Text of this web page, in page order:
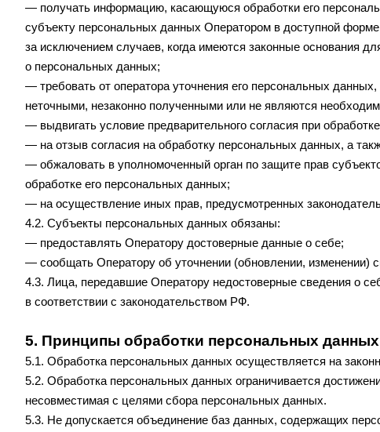
— получать информацию, касающуюся обработки его
субъекту персональных данных Оператором в доступной
за исключением случаев, когда имеются законные основания
о персональных данных;
— требовать от оператора уточнения его персональных
неточными, незаконно полученными или не являются
— выдвигать условие предварительного согласия при
— на отзыв согласия на обработку персональных данных, а
— обжаловать в уполномоченный орган по защите прав
обработке его персональных данных;
— на осуществление иных прав, предусмотренных
4.2. Субъекты персональных данных обязаны:
— предоставлять Оператору достоверные данные о себе;
— сообщать Оператору об уточнении (обновлении, изменении)
4.3. Лица, передавшие Оператору недостоверные сведения о
в соответствии с законодательством РФ.
5. Принципы обработки персональных данных
5.1. Обработка персональных данных осуществляется на
5.2. Обработка персональных данных ограничивается
несовместимая с целями сбора персональных данных.
5.3. Не допускается объединение баз данных, содержащих